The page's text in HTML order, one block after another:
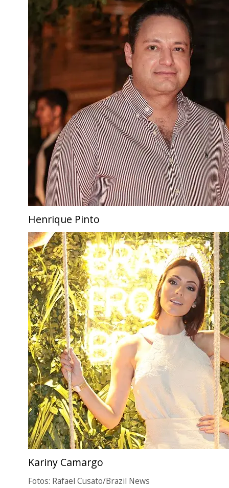
Henrique Pinto
Kariny Camargo
Fotos: Rafael Cusato/Brazil News